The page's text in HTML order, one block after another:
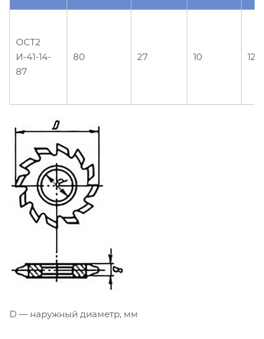
ОСТ2
И-41-14-
87
80 27 10 12
D — наружный диаметр, мм